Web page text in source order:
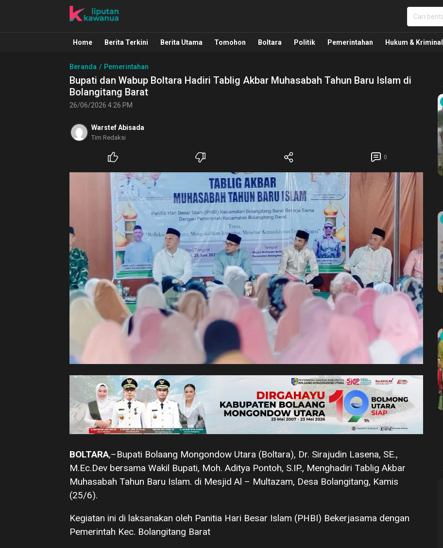
Liputan Kawanua
Berita Manado, Sulawesi Utara, Kawanua, Politik, Pemerintahan, Hukum Kriminal dan Nasional
Home Berita Terkini Berita Utama Tomohon Boltara Politik Pemerintahan Hukum & Kriminal
Beranda Pemerintahan
Bupati dan Wabup Boltara Hadiri Tablig Akbar Muhasabah Tahun Baru Islam di
Bolangitang Barat
26/06/2026 4:26 PM
Warstef Abisada
Tim Redaksi
0
BOLTARA,–Bupati Bolaang Mongondow Utara (Boltara), Dr. Sirajudin Lasena, SE.,
M.Ec.Dev bersama Wakil Bupati, Moh. Aditya Pontoh, S.IP., Menghadiri Tablig Akbar
Muhasabah Tahun Baru Islam. di Mesjid Al – Multazam, Desa Bolangitang, Kamis
(25/6).
Kegiatan ini di laksanakan oleh Panitia Hari Besar Islam (PHBI) Bekerjasama dengan
Pemerintah Kec. Bolangitang Barat